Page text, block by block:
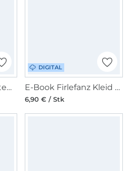
E-Book Firlefanz Faltenrock Rapunzel Damen
DIGITAL
E-Book Firlefanz Kleid und Tunika Rosentanz Kinder
6,90 € / Stk